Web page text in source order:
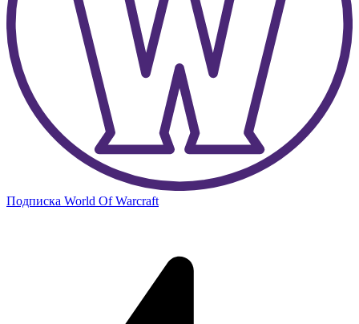
Подписка World Of Warcraft